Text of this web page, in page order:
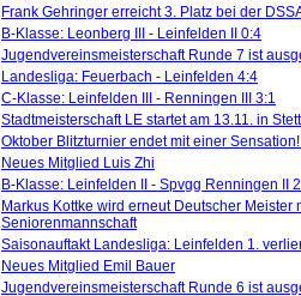
Frank Gehringer erreicht 3. Platz bei der
B-Klasse: Leonberg III - Leinfelden II 0:4
Jugendvereinsmeisterschaft Runde 7 ist
Landesliga: Feuerbach - Leinfelden 4:4
C-Klasse: Leinfelden III - Renningen III 3:1
Stadtmeisterschaft LE startet am 13.11. in
Oktober Blitzturnier endet mit einer
Neues Mitglied Luis Zhi
B-Klasse: Leinfelden II - Spvgg Renningen II
Markus Kottke wird erneut Deutscher Meister
Seniorenmannschaft
Saisonauftakt Landesliga: Leinfelden 1.
Neues Mitglied Emil Bauer
Jugendvereinsmeisterschaft Runde 6 ist